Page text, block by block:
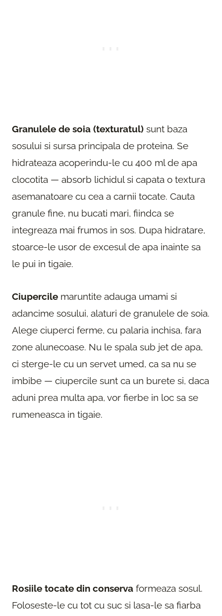
Granulele de soia (texturatul) sunt baza
sosului si sursa principala de proteina. Se
hidrateaza acoperindu-le cu 400 ml de apa
clocotita — absorb lichidul si capata o textura
asemanatoare cu cea a carnii tocate. Cauta
granule fine, nu bucati mari, fiindca se
integreaza mai frumos in sos. Dupa hidratare,
stoarce-le usor de excesul de apa inainte sa
le pui in tigaie.
Ciupercile maruntite adauga umami si
adancime sosului, alaturi de granulele de soia.
Alege ciuperci ferme, cu palaria inchisa, fara
zone alunecoase. Nu le spala sub jet de apa,
ci sterge-le cu un servet umed, ca sa nu se
imbibe — ciupercile sunt ca un burete si, daca
aduni prea multa apa, vor fierbe in loc sa se
rumeneasca in tigaie.
Rosiile tocate din conserva formeaza sosul.
Foloseste-le cu tot cu suc si lasa-le sa fiarba